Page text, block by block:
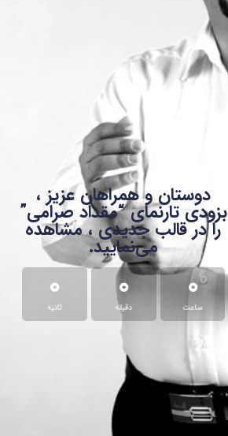
دوستان و همراهان عزیز ،
بزودی تارنمای “مقداد صرامی”
را در قالب جدیدی ، مشاهده
می‌نمایید.
0
ساعت
0
دقیقه
0
ثانیه